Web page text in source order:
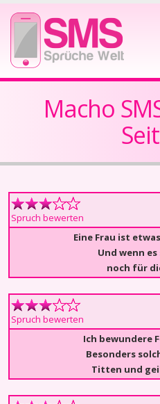
Macho
Spruch bewerten
Eine Frau ist
Und wenn
noch für
Spruch bewerten
Ich bewundere
Besonders
Titten und